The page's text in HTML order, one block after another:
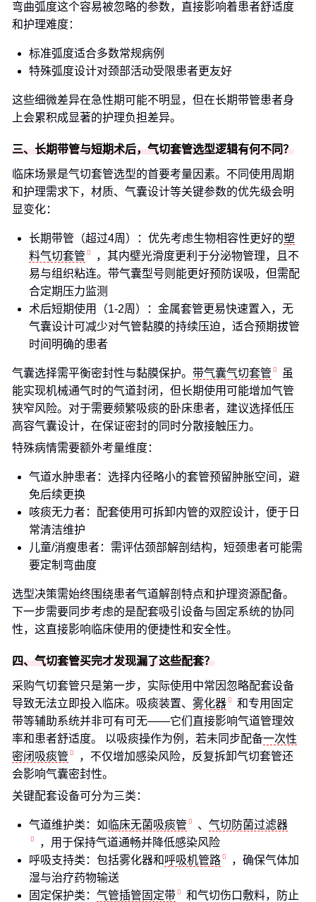
弯曲弧度这个容易被忽略的参数，直接影响着患者舒适度
和护理难度：
标准弧度适合多数常规病例
特殊弧度设计对颈部活动受限患者更友好
这些细微差异在急性期可能不明显，但在长期带管患者身
上会累积成显著的护理负担差异。
三、长期带管与短期术后，气切套管选型逻辑有何不同？
临床场景是气切套管选型的首要考量因素。不同使用周期
和护理需求下，材质、气囊设计等关键参数的优先级会明
显变化：
长期带管（超过4周）：优先考虑生物相容性更好的塑
料气切套管
，其内壁光滑度更利于分泌物管理，且不
易与组织粘连。带气囊型号则能更好预防误吸，但需配
合定期压力监测
术后短期使用（1-2周）：金属套管更易快速置入，无
气囊设计可减少对气管黏膜的持续压迫，适合预期拔管
时间明确的患者
气囊选择需平衡密封性与黏膜保护。 带气囊气切套管
虽
能实现机械通气时的气道封闭，但长期使用可能增加气管
狭窄风险。对于需要频繁吸痰的卧床患者，建议选择低压
高容气囊设计，在保证密封的同时分散接触压力。
特殊病情需要额外考量维度：
气道水肿患者：选择内径略小的套管预留肿胀空间，避
免后续更换
咳痰无力者：配套使用可拆卸内管的双腔设计，便于日
常清洁维护
儿童/消瘦患者：需评估颈部解剖结构，短颈患者可能需
要定制弯曲度
选型决策需始终围绕患者气道解剖特点和护理资源配备。
下一步需要同步考虑的是配套吸引设备与固定系统的协同
性，这直接影响临床使用的便捷性和安全性。
四、气切套管买完才发现漏了这些配套？
采购气切套管只是第一步，实际使用中常因忽略配套设备
导致无法立即投入临床。吸痰装置、 雾化器
和专用固定
带等辅助系统并非可有可无——它们直接影响气道管理效
率和患者舒适度。 以吸痰操作为例，若未同步配备一次性
密闭吸痰管
，不仅增加感染风险，反复拆卸气切套管还
会影响气囊密封性。
关键配套设备可分为三类：
气道维护类：如 临床无菌吸痰管 、 气切防菌过滤器
，用于保持气道通畅并降低感染风险
呼吸支持类：包括雾化器和 呼吸机管路
，确保气体加
湿与治疗药物输送
固定保护类： 气管插管固定带
和气切伤口敷料，防止